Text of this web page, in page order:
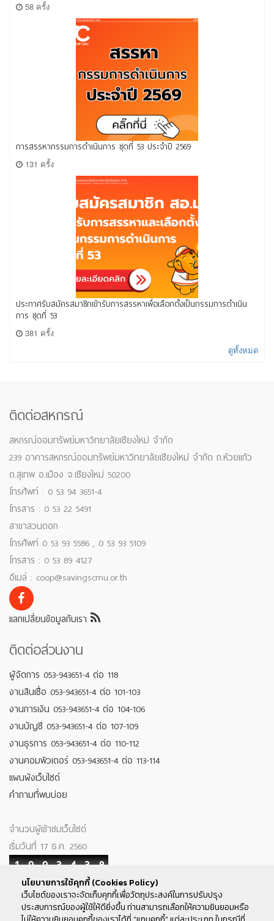
58 ครั้ง
การสรรหากรรมการดำเนินการ ชุดที่ 53 ประจำปี 2569
131 ครั้ง
ประกาศรับสมัครสมาชิกเข้ารับการสรรหาเพื่อเลือกตั้งเป็นกรรมการดำเนิน
การ ชุดที่ 53
381 ครั้ง
ดูทั้งหมด
ติดต่อสหกรณ์
สหกรณ์ออมทรัพย์มหาวิทยาลัยเชียงใหม่ จำกัด
239 อาคารสหกรณ์ออมทรัพย์มหาวิทยาลัยเชียงใหม่ จำกัด ถ.ห้วยแก้ว
ต.สุเทพ อ.เมือง จ.เชียงใหม่ 50200
โทรศัพท์ : 0 53 94 3651-4
โทรสาร : 0 53 22 5491
สาขาสวนดอก
โทรศัพท์ 0 53 93 5586 , 0 53 93 5109
โทรสาร : 0 53 89 4127
อีเมล์ : coop@savingscmu.or.th
แลกเปลี่ยนข้อมูลกับเรา
ติดต่อส่วนงาน
ผู้จัดการ 053-943651-4 ต่อ 118
งานสินเชื่อ 053-943651-4 ต่อ 101-103
งานการเงิน 053-943651-4 ต่อ 104-106
งานบัญชี 053-943651-4 ต่อ 107-109
งานธุรการ 053-943651-4 ต่อ 110-112
งานคอมพิวเตอร์ 053-943651-4 ต่อ 113-114
แผนผังเว็บไซต์
คำถามที่พบบ่อย
จำนวนผู้เข้าชมเว็บไซต์
เริ่มวันที่ 17 ธ.ค. 2560
1 9 9 3 4 3 8
Your IP : 216.73.217.16
นโยบายการใช้คุกกี้ (Cookies Policy)
เว็บไซต์ของเราจะจัดเก็บคุกกี้เพื่อวัตถุประสงค์ในการปรับปรุง
ประสบการณ์ของผู้ใช้ให้ดียิ่งขึ้น ท่านสามารถเลือกให้ความยินยอมหรือ